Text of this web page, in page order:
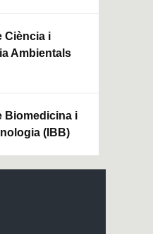
Ciència i
Ambientals
Biomedicina i
(IBB)